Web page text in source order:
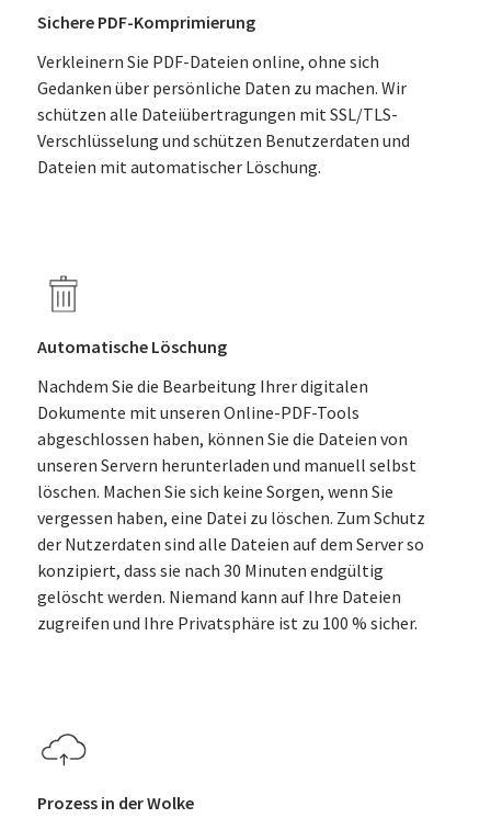
Sichere PDF-Komprimierung
Verkleinern Sie PDF-Dateien online, ohne sich
Gedanken über persönliche Daten zu machen. Wir
schützen alle Dateiübertragungen mit SSL/TLS-
Verschlüsselung und schützen Benutzerdaten und
Dateien mit automatischer Löschung.
Automatische Löschung
Nachdem Sie die Bearbeitung Ihrer digitalen
Dokumente mit unseren Online-PDF-Tools
abgeschlossen haben, können Sie die Dateien von
unseren Servern herunterladen und manuell selbst
löschen. Machen Sie sich keine Sorgen, wenn Sie
vergessen haben, eine Datei zu löschen. Zum Schutz
der Nutzerdaten sind alle Dateien auf dem Server so
konzipiert, dass sie nach 30 Minuten endgültig
gelöscht werden. Niemand kann auf Ihre Dateien
zugreifen und Ihre Privatsphäre ist zu 100 % sicher.
Prozess in der Wolke